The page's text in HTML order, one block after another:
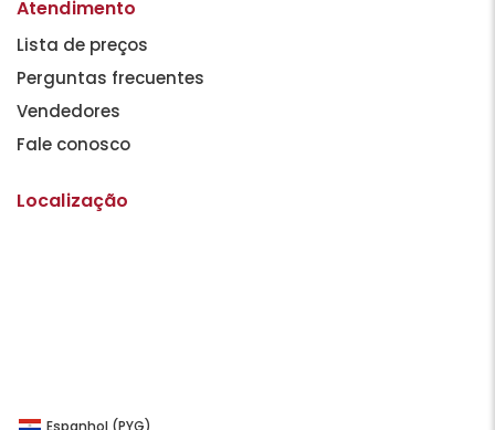
Atendimento
Lista de preços
Perguntas frecuentes
Vendedores
Fale conosco
Localização
Espanhol (PYG)